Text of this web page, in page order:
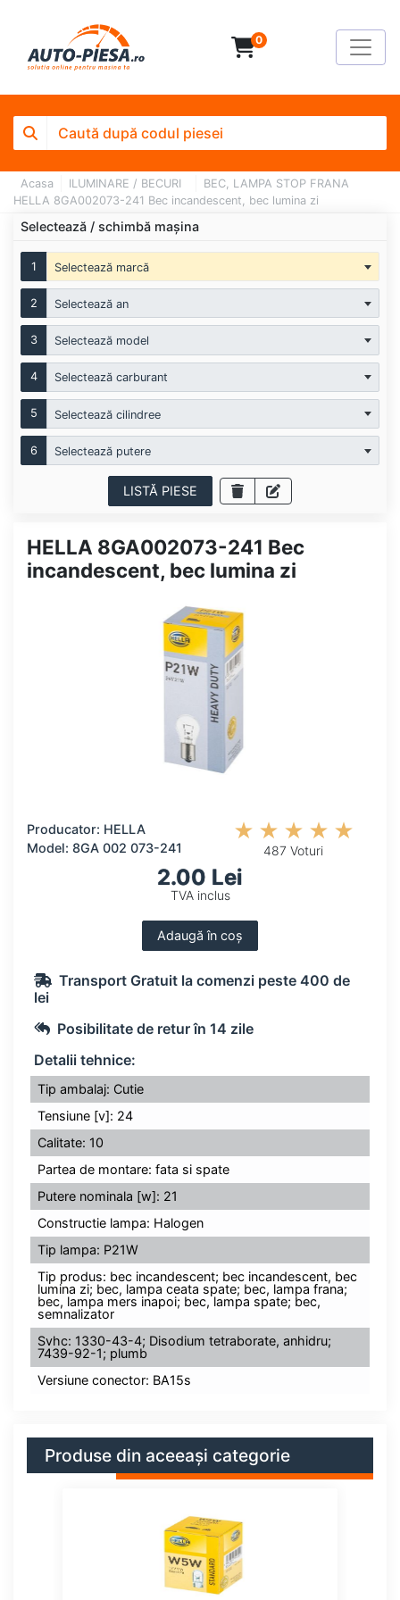
0
Acasa ILUMINARE / BECURI
BEC, LAMPA STOP FRANA
HELLA 8GA002073-241 Bec incandescent, bec lumina zi
Selectează / schimbă mașina
1 Selectează marcă
2 Selectează an
3 Selectează model
4 Selectează carburant
5 Selectează cilindree
6 Selectează putere
LISTĂ PIESE
HELLA 8GA002073-241 Bec
incandescent, bec lumina zi
Producator: HELLA
Model: 8GA 002 073-241
487 Voturi
2.00 Lei
TVA inclus
Adaugă în coș
Transport Gratuit la comenzi peste 400 de
lei
Posibilitate de retur în 14 zile
Detalii tehnice:
Tip ambalaj: Cutie
Tensiune [v]: 24
Calitate: 10
Partea de montare: fata si spate
Putere nominala [w]: 21
Constructie lampa: Halogen
Tip lampa: P21W
Tip produs: bec incandescent; bec incandescent, bec
lumina zi; bec, lampa ceata spate; bec, lampa frana;
bec, lampa mers inapoi; bec, lampa spate; bec,
semnalizator
Svhc: 1330-43-4; Disodium tetraborate, anhidru;
7439-92-1; plumb
Versiune conector: BA15s
Produse din aceeași categorie